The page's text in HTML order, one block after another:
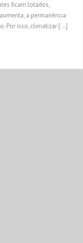
ficam lotados,
a permanência
Por isso, climatizar […]